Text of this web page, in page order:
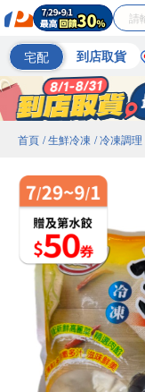
宅配 到店取貨
首頁 / 生鮮冷凍 / 冷凍調理